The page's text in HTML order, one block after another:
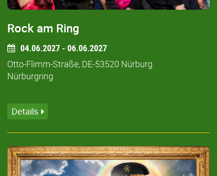
Rock am Ring
04.06.2027 - 06.06.2027
Otto-Flimm-Straße, DE-53520 Nürburg
Nürburgring
Details